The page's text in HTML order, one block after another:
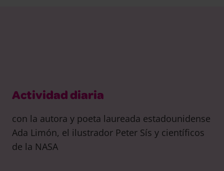
Actividad diaria
con la autora y poeta laureada estadounidense
Ada Limón, el ilustrador Peter Sís y científicos
de la NASA